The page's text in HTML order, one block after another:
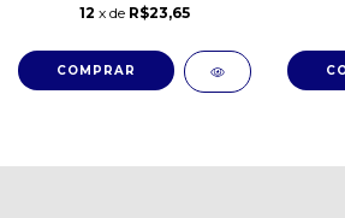
12 x de R$23,65